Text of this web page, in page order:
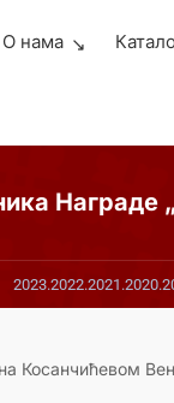
О нама
Награде
2023.2022.2021.2020.
Косанчићевом